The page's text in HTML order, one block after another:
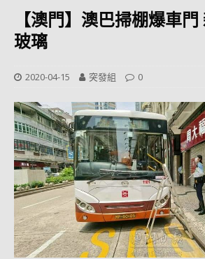
【澳門】澳巴掃棚爆車
玻璃
2020-04-15 突發組 0